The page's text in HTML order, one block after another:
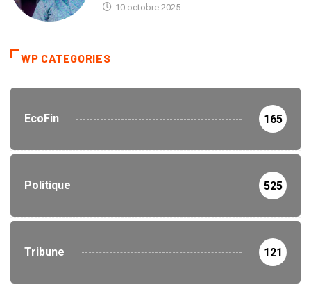
10 octobre 2025
WP CATEGORIES
EcoFin 165
Politique 525
Tribune 121